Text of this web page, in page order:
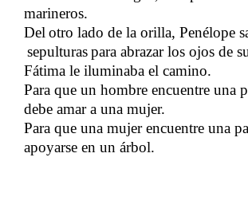
marineros.
Delotro lado de la orilla, Penélope
sepulturaspara abrazar los ojos de
Fátima le iluminaba el camino.
Para que un hombre encuentre una
debe amar a una mujer.
Para que una mujer encuentre una
apoyarse en un árbol.